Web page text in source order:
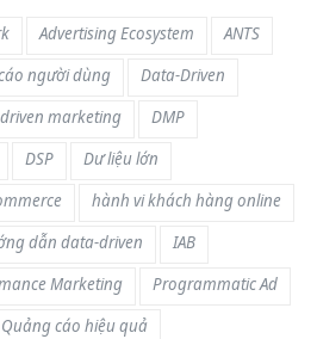
Advertising Ecosystem
ANTS
người dùng
Data-Driven
marketing
DMP
DSP
Dư liệu lớn
hành vi khách hàng online
dẫn data-driven
IAB
Marketing
Programmatic Ad
Quảng cáo hiệu quả